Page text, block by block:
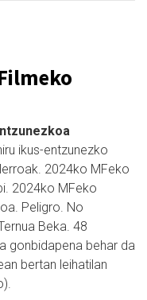
ikus-entzunezko
2024ko MFeko
2024ko MFeko
Peligro. No
Beka. 48
gonbidapena behar da
bertan leihatilan